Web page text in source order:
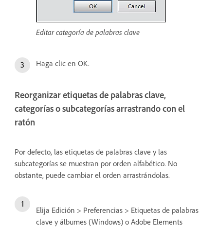
Editar categoría de palabras clave
Haga clic en OK.
Reorganizar etiquetas de palabras clave,
categorías o subcategorías arrastrando con el
ratón
Por defecto, las etiquetas de palabras clave y las
subcategorías se muestran por orden alfabético. No
obstante, puede cambiar el orden arrastrándolas.
Elija Edición > Preferencias > Etiquetas de palabras
clave y álbumes (Windows) o Adobe Elements